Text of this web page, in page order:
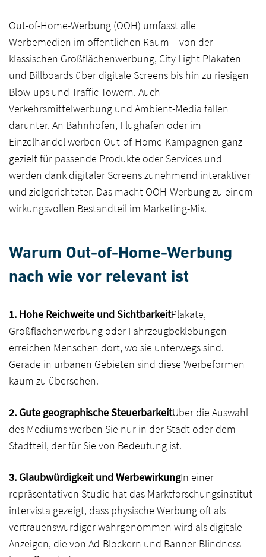
Out-of-Home-Werbung (OOH) umfasst alle
Werbemedien im öffentlichen Raum – von der
klassischen Großflächenwerbung, City Light Plakaten
und Billboards über digitale Screens bis hin zu riesigen
Blow-ups und Traffic Towern. Auch
Verkehrsmittelwerbung und Ambient-Media fallen
darunter. An Bahnhöfen, Flughäfen oder im
Einzelhandel werben Out-of-Home-Kampagnen ganz
gezielt für passende Produkte oder Services und
werden dank digitaler Screens zunehmend interaktiver
und zielgerichteter. Das macht OOH-Werbung zu einem
wirkungsvollen Bestandteil im Marketing-Mix.
Warum Out-of-Home-Werbung
nach wie vor relevant ist
1. Hohe Reichweite und SichtbarkeitPlakate,
Großflächenwerbung oder Fahrzeugbeklebungen
erreichen Menschen dort, wo sie unterwegs sind.
Gerade in urbanen Gebieten sind diese Werbeformen
kaum zu übersehen.
2. Gute geographische SteuerbarkeitÜber die Auswahl
des Mediums werben Sie nur in der Stadt oder dem
Stadtteil, der für Sie von Bedeutung ist.
3. Glaubwürdigkeit und WerbewirkungIn einer
repräsentativen Studie hat das Marktforschungsinstitut
intervista gezeigt, dass physische Werbung oft als
vertrauenswürdiger wahrgenommen wird als digitale
Anzeigen, die von Ad-Blockern und Banner-Blindness